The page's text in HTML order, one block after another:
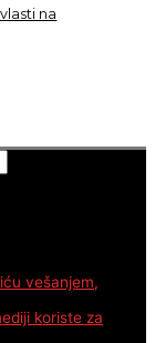
na
vešanjem,
koriste za